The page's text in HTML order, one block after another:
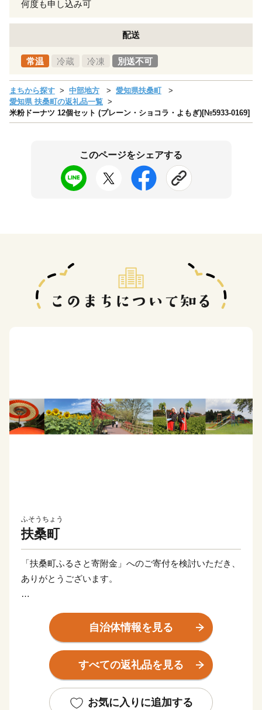
何度も申し込み可
配送
常温 冷蔵 冷凍 別送不可
まちから探す 中部地方
愛知県扶桑町
愛知県 扶桑町の返礼品一覧
米粉ドーナツ 12個セット (プレーン・ショコラ・よもぎ)[№5933-0169]
このページをシェアする
ふそうちょう
扶桑町
「扶桑町ふるさと寄附金」へのご寄付を検討いただき、
ありがとうございます。
扶桑町は、愛知県の北西部に位置し、濃尾平野の一部を
なす田園地帯で、近年は名古屋市へのアクセスの良さか
ら、ベッドタウンとして発展してきました。
町の中心地は幹線道路が走り住宅が多い景観となります
れます。
自治体情報を見る
すべての返礼品を見る
お気に入りに追加する